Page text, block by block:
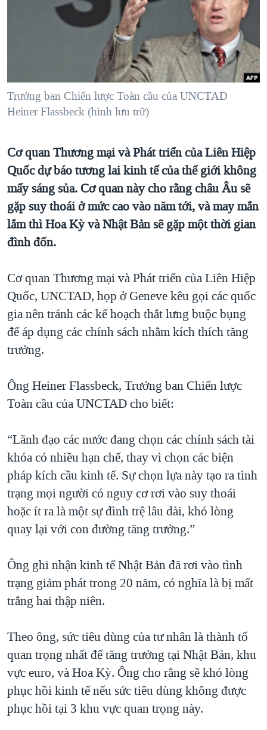
NGƯỜI VIỆT HẢI NGOẠI
SỨC KHOẺ
GIÁO DỤC
HÀNH TRÌNH BẦU CỬ 2024
MỘT NĂM CHIẾN TRANH TẠI DẢI GAZA
GIẢI MÃ VÀNH ĐAI & CON ĐƯỜNG
TRỊNH VĨNH BÌNH - NGƯỜI HẠ 'BÊN THẮNG CUỘC'
CHI PHÍ CHIẾN TRANH AFGHANISTAN
CÁC GIÁ TRỊ CỘNG HÒA Ở VIỆT NAM
THƯỢNG ĐỈNH TRUMP-KIM TẠI VIỆT NAM
TRỊNH VĨNH BÌNH VS. CHÍNH PHỦ VIỆT NAM
NGƯ DÂN VIỆT VÀ LÀN SÓNG TRỘM HẢI SÂM
QUAN HỆ VIỆT MỸ
Trưởng ban Chiến lược Toàn cầu của UNCTAD
Heiner Flassbeck (hình lưu trữ)
Cơ quan Thương mại và Phát triển của Liên Hiệp
Quốc dự báo tương lai kinh tế của thế giới không
mấy sáng sủa. Cơ quan này cho rằng châu Âu sẽ
gặp suy thoái ở mức cao vào năm tới, và may mắn
lắm thì Hoa Kỳ và Nhật Bản sẽ gặp một thời gian
đình đốn.
Cơ quan Thương mại và Phát triển của Liên Hiệp
Quốc, UNCTAD, họp ở Geneve kêu gọi các quốc
gia nên tránh các kế hoạch thắt lưng buộc bụng
để áp dụng các chính sách nhằm kích thích tăng
trưởng.
Ông Heiner Flassbeck, Trưởng ban Chiến lược
Toàn cầu của UNCTAD cho biết:
“Lãnh đạo các nước đang chọn các chính sách tài
khóa có nhiều hạn chế, thay vì chọn các biện
pháp kích cầu kinh tế. Sự chọn lựa này tạo ra tình
trạng mọi người có nguy cơ rơi vào suy thoái
hoặc ít ra là một sự đình trệ lâu dài, khó lòng
quay lại với con đường tăng trưởng.”
Ông ghi nhận kinh tế Nhật Bản đã rơi vào tình
trạng giảm phát trong 20 năm, có nghĩa là bị mất
trắng hai thập niên.
Theo ông, sức tiêu dùng của tư nhân là thành tố
quan trọng nhất để tăng trưởng tại Nhật Bản, khu
vực euro, và Hoa Kỳ. Ông cho rằng sẽ khó lòng
phục hồi kinh tế nếu sức tiêu dùng không được
phục hồi tại 3 khu vực quan trọng này.